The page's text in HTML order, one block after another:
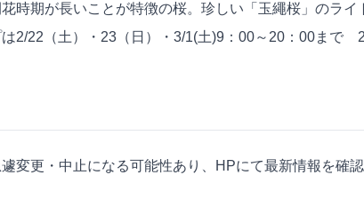
時期が長いことが特徴の桜。珍しい「玉繩桜」のラ
2/22（土）・23（日）・3/1(土)9：00～20：00まで
変更・中止になる可能性あり、HPにて最新情報を確